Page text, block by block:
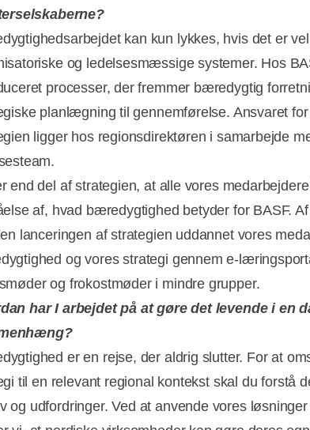
kan kun lykkes, hvis det er
og ledelsesmæssige systemer. Hos
processer, der fremmer bæredygtig
planlægning til gennemførelse. Ansvaret
ligger hos regionsdirektøren i samarbejde
end del af strategien, at alle vores
af, hvad bæredygtighed betyder for BASF.
lanceringen af strategien uddannet vores
og vores strategi gennem e-
og frokostmøder i mindre grupper.
har I arbejdet på at gøre det levende i en
er en rejse, der aldrig slutter. For at
til en relevant regional kontekst skal du forstå
og udfordringer. Ved at anvende vores